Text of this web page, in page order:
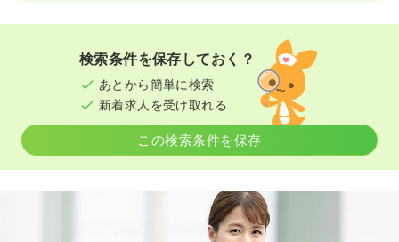
9:00～18:00（休憩60分）
土日休み
オンコールあり
担当業務未経験可
ブランク可
月給40万円以上可
気になる 詳細を見る
検索条件を保存しておく？
あとから簡単に検索
新着求人を受け取れる
この検索条件を保存